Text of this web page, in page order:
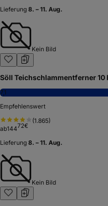
Lieferung 8. – 11. Aug.
Kein Bild
Söll Teichschlammentferner 10
7,1
Empfehlenswert
(1.865)
ab14472€
Lieferung 8. – 11. Aug.
Kein Bild